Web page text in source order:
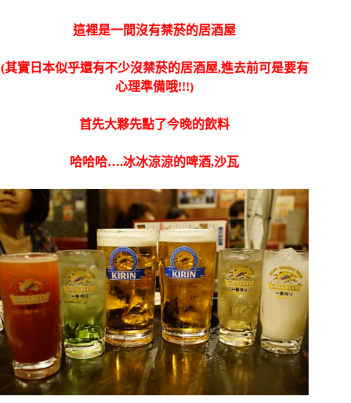
這裡是一間沒有禁菸的居酒屋
(其實日本似乎還有不少沒禁菸的居酒屋,進去前可是要有
心理準備哦!!!)
首先大夥先點了今晚的飲料
哈哈哈….冰冰涼涼的啤酒,沙瓦